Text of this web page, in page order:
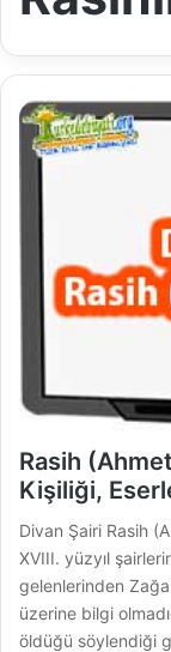
Rasih
Kişiliği,
Divan Şairi Rasih
XVIII. yüzyıl
gelenlerinden
üzerine bilgi
öldüğü söylendiği